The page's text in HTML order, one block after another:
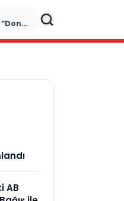
Yonca Samlı ‘dan İkinci Tekli “Donacaksın Sevgilim “ yayımlandı
AB